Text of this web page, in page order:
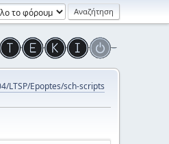
LTSP/Epoptes/sch-scripts